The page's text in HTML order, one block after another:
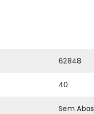
62848
40
Sem Abas